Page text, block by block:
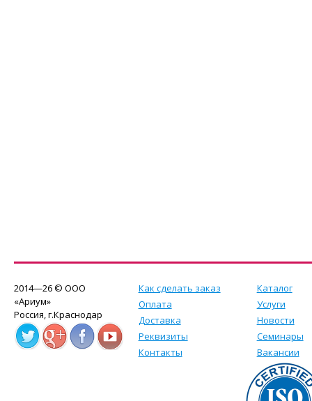
2014—26 © ООО
«Ариум»
Россия, г.Краснодар
Как сделать заказ
Оплата
Доставка
Реквизиты
Контакты
Каталог
Услуги
Новости
Семинары
Вакансии